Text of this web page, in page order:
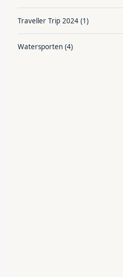
Traveller Trip 2024 (1)
Watersporten (4)